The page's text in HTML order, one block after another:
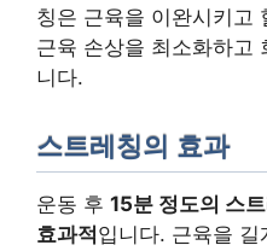
칭은 근육을 이완시키고
근육 손상을 최소화하고
니다.
스트레칭의 효과
운동 후 15분 정도의 스
효과적 입니다. 근육을